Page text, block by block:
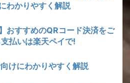
わかりやすく解説
おすすめのQRコード決済をご
払いは楽天ペイで!
けにわかりやすく解説